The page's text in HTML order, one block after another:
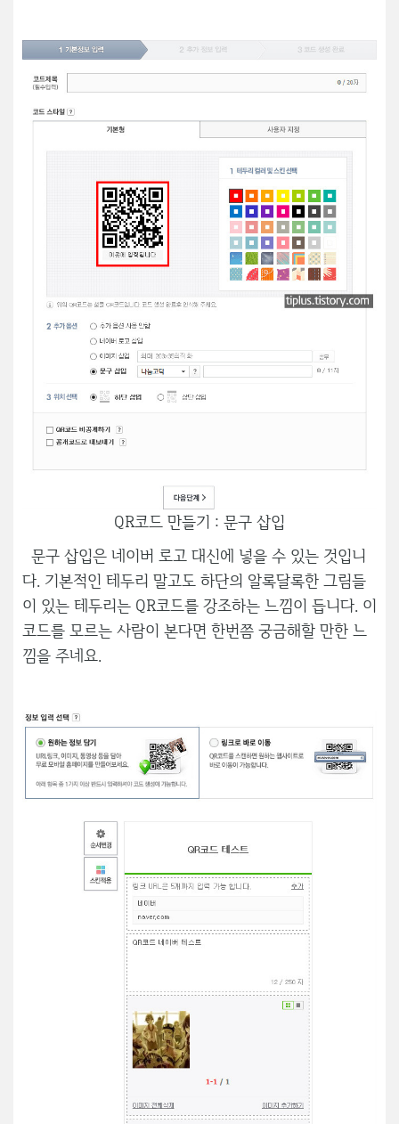
QR코드 만들기 : 문구 삽입
문구 삽입은 네이버 로고 대신에 넣을 수 있는 것입니
다. 기본적인 테두리 말고도 하단의 알록달록한 그림들
이 있는 테두리는 QR코드를 강조하는 느낌이 듭니다. 이
코드를 모르는 사람이 본다면 한번쯤 궁금해할 만한 느
낌을 주네요.